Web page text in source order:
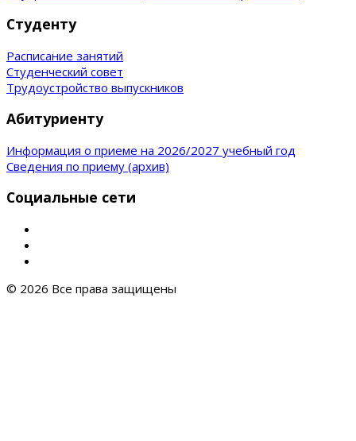
Студенту
Расписание занятий
Студенческий совет
Трудоустройство выпускников
Абитуриенту
Информация о приеме на 2026/2027 учебный год
Сведения по приему (архив)
Социальные сети
© 2026 Все права защищены